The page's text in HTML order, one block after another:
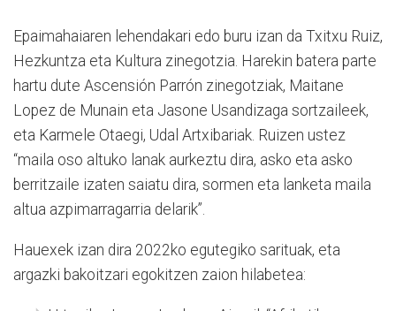
Epaimahaiaren lehendakari edo buru izan da Txitxu Ruiz,
Hezkuntza eta Kultura zinegotzia. Harekin batera parte
hartu dute Ascensión Parrón zinegotziak, Maitane
Lopez de Munain eta Jasone Usandizaga sortzaileek,
eta Karmele Otaegi, Udal Artxibariak. Ruizen ustez
“maila oso altuko lanak aurkeztu dira, asko eta asko
berritzaile izaten saiatu dira, sormen eta lanketa maila
altua azpimarragarria delarik”.
Hauexek izan dira 2022ko egutegiko sarituak, eta
argazki bakoitzari egokitzen zaion hilabetea: